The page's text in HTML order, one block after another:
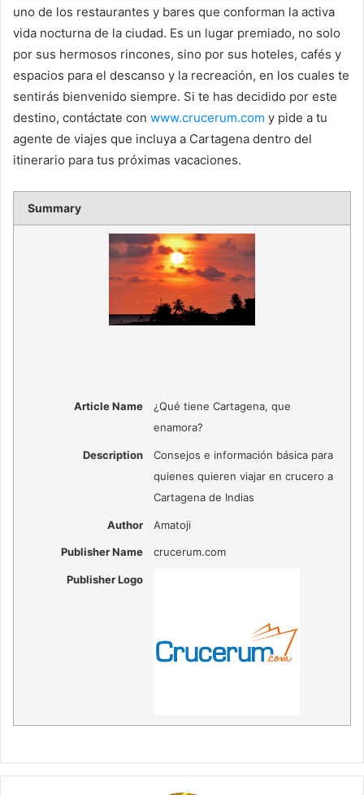
uno de los restaurantes y bares que conforman la activa
vida nocturna de la ciudad. Es un lugar premiado, no solo
por sus hermosos rincones, sino por sus hoteles, cafés y
espacios para el descanso y la recreación, en los cuales te
sentirás bienvenido siempre. Si te has decidido por este
destino, contáctate con www.crucerum.com y pide a tu
agente de viajes que incluya a Cartagena dentro del
itinerario para tus próximas vacaciones.
Summary
Article Name
¿Qué tiene Cartagena, que
enamora?
Description
Consejos e información básica para
quienes quieren viajar en crucero a
Cartagena de Indias
Author Amatoji
Publisher Name crucerum.com
Publisher Logo